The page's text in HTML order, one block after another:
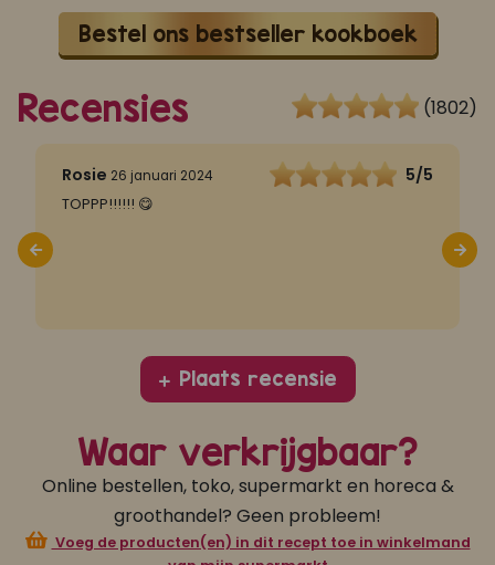
Bestel ons bestseller kookboek
Recensies (1802)
Rosie 26 januari 2024 5/5
TOPPP!!!!!! 😋
Plaats recensie
Waar verkrijgbaar?
Online bestellen, toko, supermarkt en horeca &
groothandel? Geen probleem!
Voeg de producten(en) in dit recept toe in winkelmand